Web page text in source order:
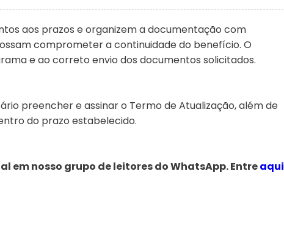
aos prazos e organizem a documentação com
comprometer a continuidade do benefício. O
e ao correto envio dos documentos solicitados.
preencher e assinar o Termo de Atualização, além de
do prazo estabelecido.
em nosso grupo de leitores do WhatsApp. Entreaqui